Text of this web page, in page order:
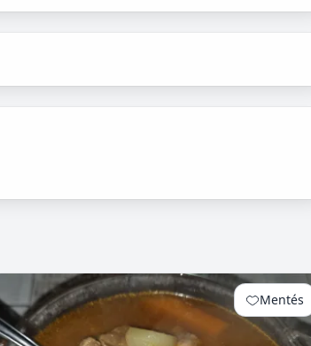
Mentés